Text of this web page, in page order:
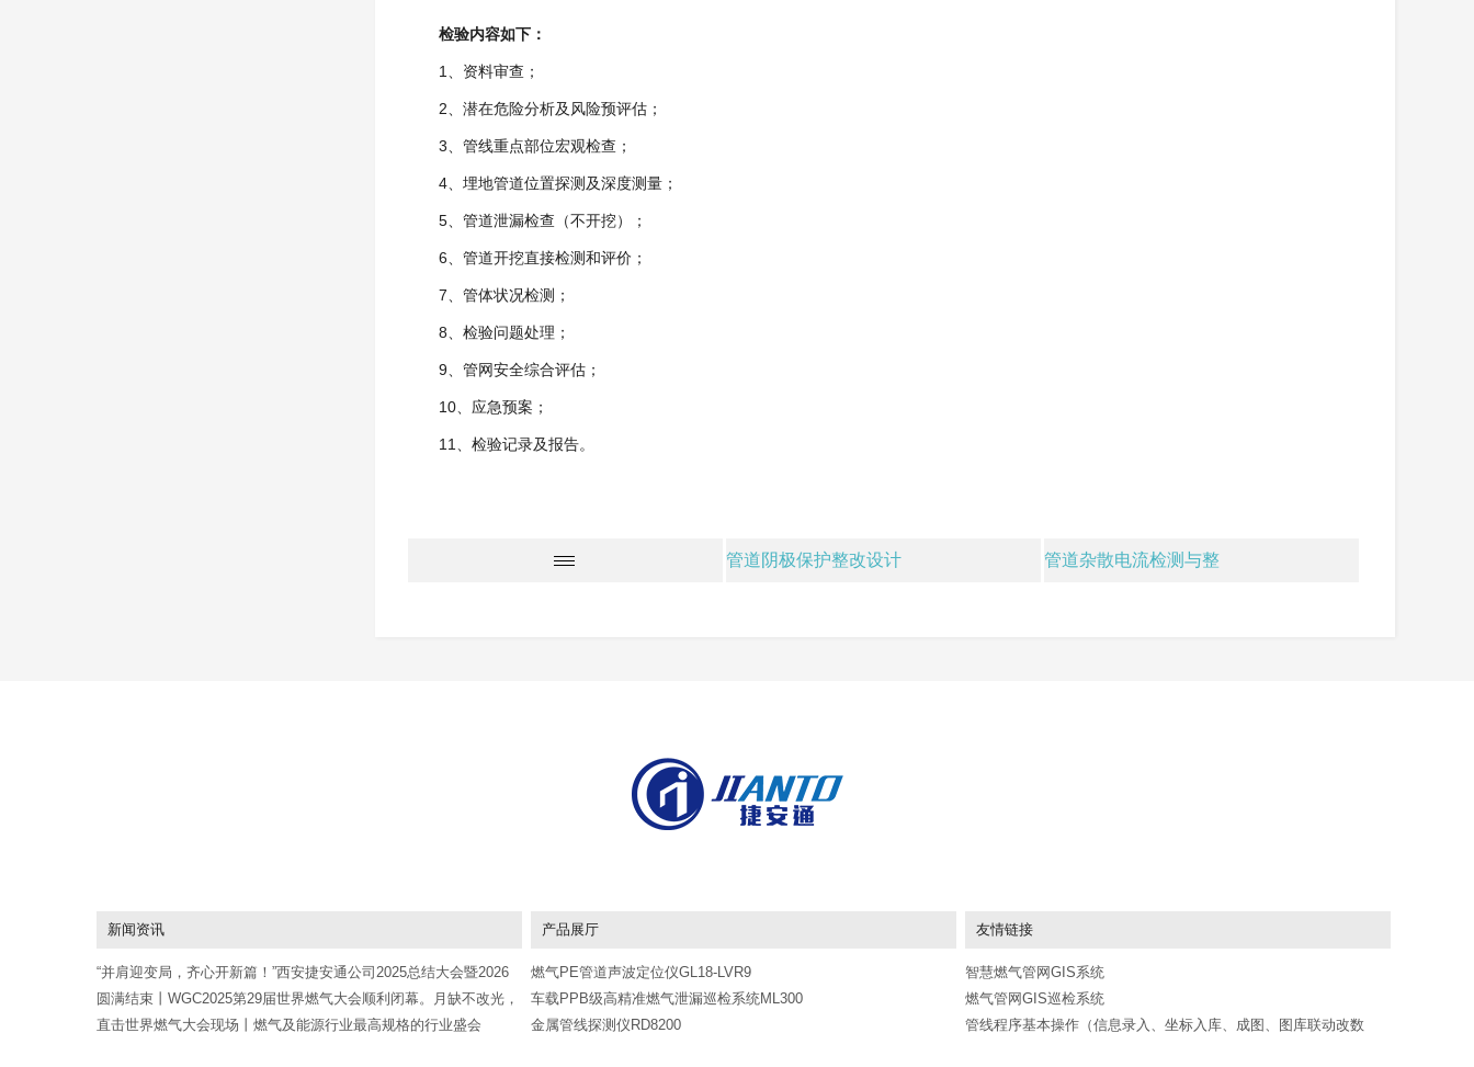
检验内容如下：
1、资料审查；
2、潜在危险分析及风险预评估；
3、管线重点部位宏观检查；
4、埋地管道位置探测及深度测量；
5、管道泄漏检查（不开挖）；
6、管道开挖直接检测和评价；
7、管体状况检测；
8、检验问题处理；
9、管网安全综合评估；
10、应急预案；
11、检验记录及报告。
管道阴极保护整改设计 管道杂散电流检测与整
友情链接
智慧燃气管网GIS系统
燃气管网GIS巡检系统
管线程序基本操作（信息录入、坐标入库、成图、图库联动改数
产品展厅
燃气PE管道声波定位仪GL18-LVR9
车载PPB级高精准燃气泄漏巡检系统ML300
金属管线探测仪RD8200
新闻资讯
“并肩迎变局，齐心开新篇！”西安捷安通公司2025总结大会暨2026
年会
圆满结束丨WGC2025第29届世界燃气大会顺利闭幕。月缺不改光，
剑折不改刚；持续努力加大创新，积极探索行业未来
直击世界燃气大会现场丨燃气及能源行业最高规格的行业盛会